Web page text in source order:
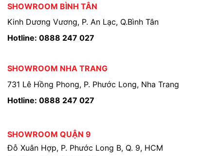
SHOWROOM BÌNH TÂN
Kinh Dương Vương, P. An Lạc, Q.Bình Tân
Hotline: 0888 247 027
SHOWROOM NHA TRANG
731 Lê Hồng Phong, P. Phước Long, Nha Trang
Hotline: 0888 247 027
SHOWROOM QUẬN 9
Đỗ Xuân Hợp, P. Phước Long B, Q. 9, HCM